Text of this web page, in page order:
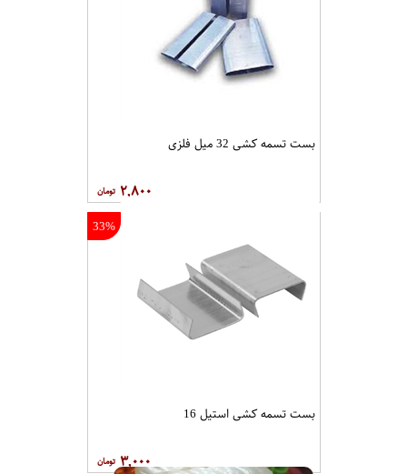
بست تسمه کشی 32 میل فلزی
۲,۸۰۰
33%
بست تسمه کشی استیل 16
۳,۰۰۰